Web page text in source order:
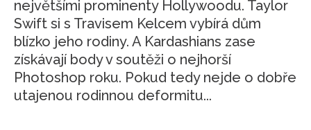
největšími prominenty Hollywoodu. Taylor
Swift si s Travisem Kelcem vybírá dům
blízko jeho rodiny. A Kardashians zase
získávají body v soutěži o nejhorší
Photoshop roku. Pokud tedy nejde o dobře
utajenou rodinnou deformitu...